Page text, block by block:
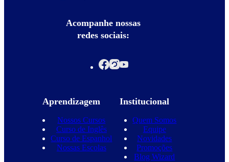
Acompanhe nossas
redes sociais:
Aprendizagem
Nossos Cursos
Curso de Inglês
Curso de Espanhol
Nossas Escolas
Institucional
Quem Somos
Equipe
Novidades
Promoções
Blog Wizard